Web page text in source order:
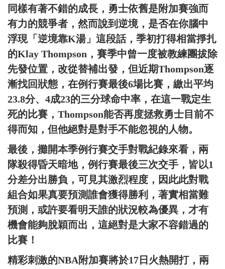
同樣有著不錯的成長，勇士依舊是附加賽強而
有力的競爭者，然而說到逆境，是否在你腦中
浮現「逆境靠K湯」這段話，季初打得相當掙扎
的Klay Thompson，賽季中曾一度被教練團拔除
先發位置，改從替補出發，但近期Thompson逐
漸找回狀態，在例行賽最後6場比賽，繳出平均
23.8分、4成23的三分球命中率，在這一戰定生
死的比賽，Thompson能否再度拯救勇士目前不
得而知，但他絕對是對手不能忽視的人物。
最後，攤開本季例行賽交手對戰紀錄來看，兩
隊殺得昏天暗地，例行賽最後三次交手，皆以1
分差分出勝負，可見其激烈程度，因此此對戰
組合如果真要預測誰會獲得勝利，著實相當難
預測，或許要看明天誰的狀況較為優異，才有
機會能夠脫穎而出，這絕對是大家不容錯過的
比賽！
精彩刺激的NBA附加賽將於17日火熱開打，兩